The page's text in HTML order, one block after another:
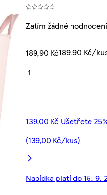
Zatím žádné hodnocení
189,90 Kč189,90 Kč/
139,00 Kč Ušetřete
(139,00 Kč/kus)
Nabídka platí do 15. 9.